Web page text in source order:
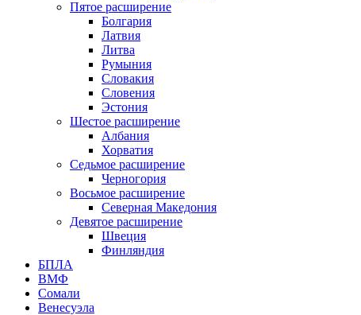
Пятое расширение
Болгария
Латвия
Литва
Румыния
Словакия
Словения
Эстония
Шестое расширение
Албания
Хорватия
Седьмое расширение
Черногория
Восьмое расширение
Северная Македония
Девятое расширение
Швеция
Финляндия
БПЛА
ВМФ
Сомали
Венесуэла